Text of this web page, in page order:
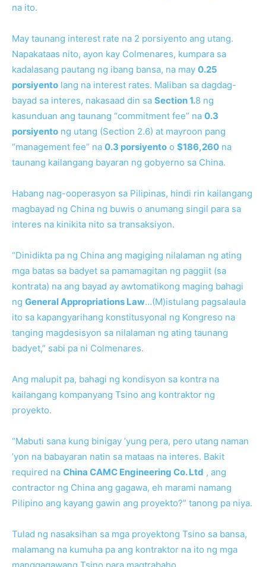
na ito.
May taunang interest rate na 2 porsiyento ang utang.
Napakataas nito, ayon kay Colmenares, kumpara sa
kadalasang pautang ng ibang bansa, na may 0.25
porsiyento lang na interest rates. Maliban sa dagdag-
bayad sa interes, nakasaad din sa Section 1.8 ng
kasunduan ang taunang “commitment fee” na 0.3
porsiyento ng utang (Section 2.6) at mayroon pang
“management fee” na 0.3 porsiyento o $186,260 na
taunang kailangang bayaran ng gobyerno sa China.
Habang nag-ooperasyon sa Pilipinas, hindi rin kailangang
magbayad ng China ng buwis o anumang singil para sa
interes na kinikita nito sa transaksiyon.
“Dinidikta pa ng China ang magiging nilalaman ng ating
mga batas sa badyet sa pamamagitan ng paggiit (sa
kontrata) na ang bayad ay awtomatikong maging bahagi
ng General Appropriations Law…(M)istulang pagsalaula
ito sa kapangyarihang konstitusyonal ng Kongreso na
tanging magdesisyon sa nilalaman ng ating taunang
badyet,” sabi pa ni Colmenares.
Ang malupit pa, bahagi ng kondisyon sa kontra na
kailangang kompanyang Tsino ang kontraktor ng
proyekto.
“Mabuti sana kung binigay ’yung pera, pero utang naman
’yon na babayaran natin sa mataas na interes. Bakit
required na China CAMC Engineering Co. Ltd , ang
contractor ng China ang gagawa, eh marami namang
Pilipino ang kayang gawin ang proyekto?” tanong pa niya.
Tulad ng nasaksihan sa mga proyektong Tsino sa bansa,
malamang na kumuha pa ang kontraktor na ito ng mga